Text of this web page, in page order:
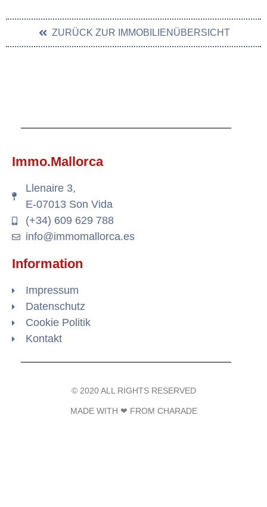
ZURÜCK ZUR IMMOBILIENÜBERSICHT
Immo.Mallorca
Llenaire 3,
E-07013 Son Vida
(+34) 609 629 788
info@immomallorca.es
Information
Impressum
Datenschutz
Cookie Politik
Kontakt
© 2020 ALL RIGHTS RESERVED​
MADE WITH ❤ FROM CHARADE